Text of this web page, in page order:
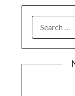
FOR: